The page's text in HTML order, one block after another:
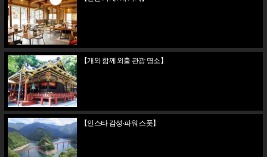
【개와 함께 외출 관광 명소】
【인스타 감성·파워 스폿】